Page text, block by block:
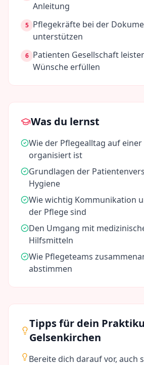
Anleitung
5 Pflegekräfte bei der
unterstützen
6 Patienten Gesellschaft
Wünsche erfüllen
Was du lernst
Wie der Pflegealltag auf
organisiert ist
Grundlagen der
Hygiene
Wie wichtig Kommunikation
der Pflege sind
Den Umgang mit
Hilfsmitteln
Wie Pflegeteams
abstimmen
Tipps für dein
Gelsenkirchen
Bereite dich darauf vor, auch